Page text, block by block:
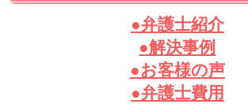
●弁護士紹介
●解決事例
●お客様の声
●弁護士費用